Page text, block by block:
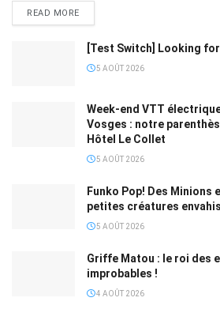
READ MORE
[Test Switch] Looking for
5 AOÛT 2026
Week-end VTT
Vosges : notre
Hôtel Le Collet
5 AOÛT 2026
Funko Pop! Des Minions
petites créatures
5 AOÛT 2026
Griffe Matou : le roi des
improbables !
4 AOÛT 2026